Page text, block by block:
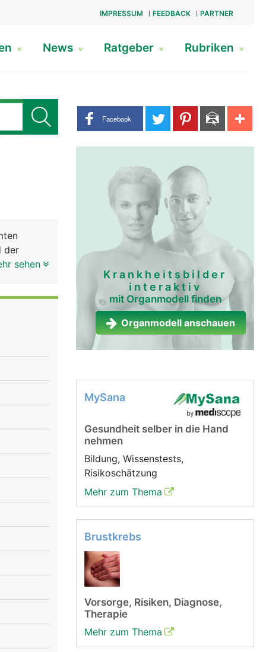
IMPRESSUM FEEDBACK PARTNER
News Ratgeber Rubriken
Share buttons
Facebook
der
und
mit
sehen
Krankheitsbilder
interaktiv
mit Organmodell finden
Organmodell anschauen
MySana
Gesundheit selber in die Hand
nehmen
Bildung, Wissenstests,
Risikoschätzung
Mehr zum Thema
Brustkrebs
Vorsorge, Risiken, Diagnose,
Therapie
Mehr zum Thema